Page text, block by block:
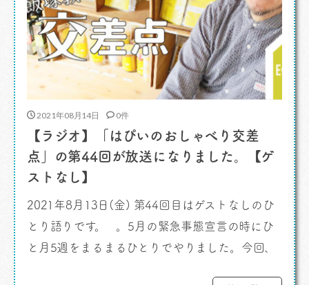
2021年08月14日 0件
【ラジオ】「はぴいのおしゃべり交差
点」の第44回が放送になりました。【ゲ
ストなし】
2021年8月13日(金) 第44回目はゲストなしのひ
とり語りです。 。5月の緊急事態宣言の時にひ
と月5週をまるまるひとりでやりました。今回、